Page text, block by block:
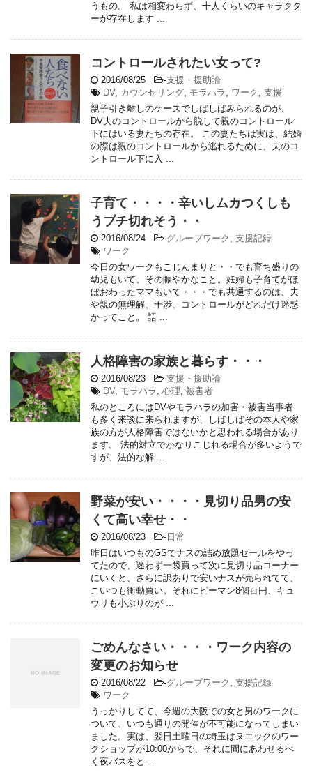
うもの。 私は相変わらず、十人くらいのキャラクタ
ーが存在します ...
コントロールされたい女って?
2016/08/25 -支援・援助論
DV, カウンセリング, モラハラ , ワーク , 支援
親子引き離しのケースでしばしばみられるのが、
DV夫のコントロールから脱して親のコントロール
下にはいる妻たちの存在。 この妻たちは実は、結婚
の際は親のコントロールから逃れるために、夫のコ
ントロール下に入 ...
子育て・・・・辛いしムカつくしも
うブチ切れそう・・
2016/08/24 -グループワーク , 支援記録
ワーク
今日の女ワークもこじんまりと・・でも育ち盛りの
幼児もいて、その賑やかなこと。妊婦も子育てがほ
ぼおわったママもいて・・・でも共通するのは、夫
や親の無理解、干渉、コントロールがどれだけ迷惑
かってこと。 語 ...
人格障害の家族と暮らす・・・
2016/08/23 -支援・援助論
DV, モラハラ , 心理, 被害者
私のところにはDVやモラハラの加害・被害当事者
も多く来談に来られますが、しばしばその本人や家
族の方が人格障害ではないかと思われる場合があり
ます。 法的対立でかなりこじれる場合が多いようで
すが、法的な解 ...
野菜が安い・・・・見切り品男の安
くて高い幸せ・・
2016/08/23 - 日常
昨日はいつものGSでナスの詰め放題セールをやっ
てたので、迷わず一袋買って次に見切り品コーナー
にいくと、さらに訳ありで安いナスが売られてて、
こいつも衝動買い。それにピーマン8個百円、キュ
ウリも小ぶりのが ...
ごめんなさい・・・・ワーク内容の
変更のお知らせ
2016/08/22 -グループワーク , 支援記録
ワーク
うっかりしてて、今週の大阪での女と男のワークに
ついて、いつも通りの開催が不可能になってしまい
ました。実は、翌日土曜日の埼玉はヌエックのワー
クショップが10:00からで、それに間にあわせるべ
く夜バスをと ...